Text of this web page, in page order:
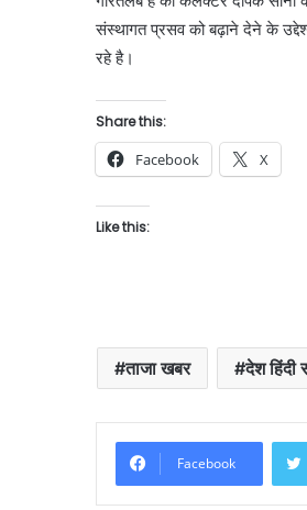
संस्थागत प्रसव को बढ़ाने देने के
रहे है।
Share this:
Facebook X
Like this:
ताजा खबर देश हिंदी
Facebook